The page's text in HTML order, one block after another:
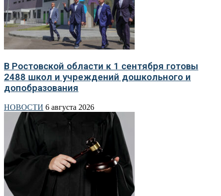
В Ростовской области к 1 сентября готовы
2488 школ и учреждений дошкольного и
допобразования
НОВОСТИ 6 августа 2026